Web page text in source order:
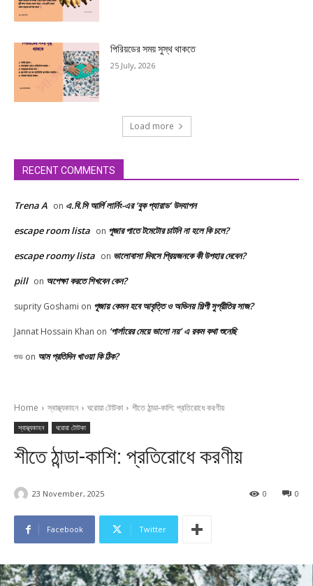
পিরিয়ডের সময় সুস্থ থাকতে
25 July, 2026
Load more
RECENT COMMENTS
Trena A on এ.বি.সি আর্লি লার্নিং-এর ‘বুক প্যারাড’ উদযাপন
escape room lista on পূজার পাতে টমেটোর চাটনি না হলে কি চলে?
escape roomy lista on ভালোবাসা দিবসে প্রিয়জনকে কী উপহার দেবেন?
pill on অপেক্ষা করতে শিখবেন কেন?
suprity Goshami on পূজায় কেমন হবে আবৃত্তি ও অভিনয় শিল্পী সুপ্রীতির সাজ?
Jannat Hossain Khan on ‘পার্লারের মেয়ে ভালো নয়’ এ রকম কথা শুনেছি
শুভ on আম প্রতিদিন খাওয়া কি ঠিক?